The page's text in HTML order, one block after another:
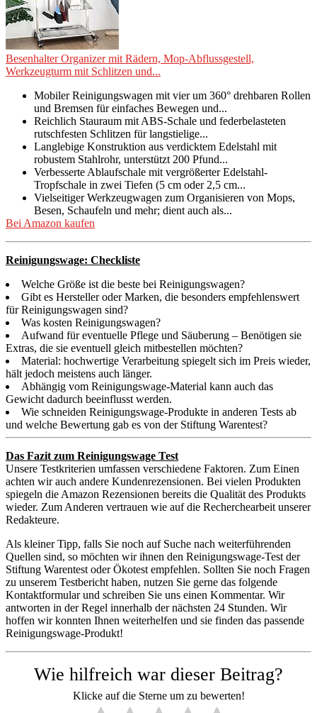
Besenhalter Organizer mit Rädern, Mop-Abflussgestell,
Werkzeugturm mit Schlitzen und...
Mobiler Reinigungswagen mit vier um 360° drehbaren Rollen
und Bremsen für einfaches Bewegen und...
Reichlich Stauraum mit ABS-Schale und federbelasteten
rutschfesten Schlitzen für langstielige...
Langlebige Konstruktion aus verdicktem Edelstahl mit
robustem Stahlrohr, unterstützt 200 Pfund...
Verbesserte Ablaufschale mit vergrößerter Edelstahl-
Tropfschale in zwei Tiefen (5 cm oder 2,5 cm...
Vielseitiger Werkzeugwagen zum Organisieren von Mops,
Besen, Schaufeln und mehr; dient auch als...
Bei Amazon kaufen
Reinigungswage: Checkliste
Welche Größe ist die beste bei Reinigungswagen?
Gibt es Hersteller oder Marken, die besonders empfehlenswert
für Reinigungswagen sind?
Was kosten Reinigungswagen?
Aufwand für eventuelle Pflege und Säuberung – Benötigen sie
Extras, die sie eventuell gleich mitbestellen möchten?
Material: hochwertige Verarbeitung spiegelt sich im Preis wieder,
hält jedoch meistens auch länger.
Abhängig vom Reinigungswage-Material kann auch das
Gewicht dadurch beeinflusst werden.
Wie schneiden Reinigungswage-Produkte in anderen Tests ab
und welche Bewertung gab es von der Stiftung Warentest?
Das Fazit zum Reinigungswage Test
Unsere Testkriterien umfassen verschiedene Faktoren. Zum Einen
achten wir auch andere Kundenrezensionen. Bei vielen Produkten
spiegeln die Amazon Rezensionen bereits die Qualität des Produkts
wieder. Zum Anderen vertrauen wie auf die Recherchearbeit unserer
Redakteure.
Als kleiner Tipp, falls Sie noch auf Suche nach weiterführenden
Quellen sind, so möchten wir ihnen den Reinigungswage-Test der
Stiftung Warentest oder Ökotest empfehlen. Sollten Sie noch Fragen
zu unserem Testbericht haben, nutzen Sie gerne das folgende
Kontaktformular und schreiben Sie uns einen Kommentar. Wir
antworten in der Regel innerhalb der nächsten 24 Stunden. Wir
hoffen wir konnten Ihnen weiterhelfen und sie finden das passende
Reinigungswage-Produkt!
Wie hilfreich war dieser Beitrag?
Klicke auf die Sterne um zu bewerten!